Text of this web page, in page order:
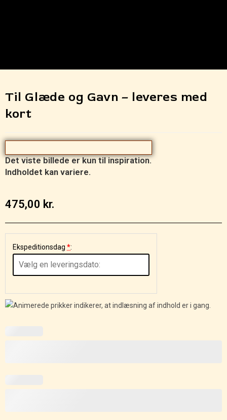
Til Glæde og Gavn – leveres med
kort
Det viste billede er kun til inspiration.
Indholdet kan variere.
475,00 kr.
Ekspeditionsdag *: